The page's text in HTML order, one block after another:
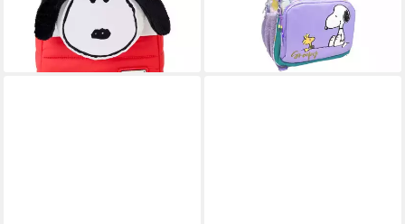
89,99 €
lieferbar - in 3-4 Werktagen bei dir
30x14x42cm (1-tlg)
ab 42,25 €
lieferbar - in 4-5 Werktagen bei dir